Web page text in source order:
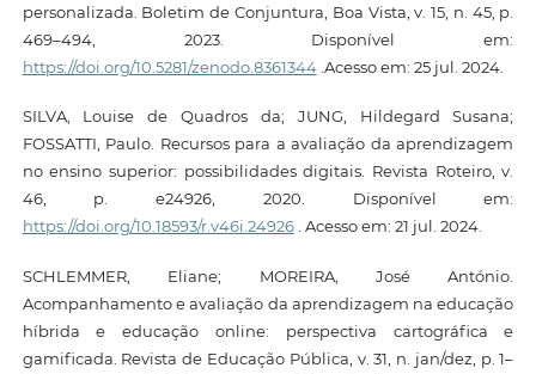
personalizada. Boletim de Conjuntura, Boa Vista, v. 15, n. 45, p.
469–494, 2023. Disponível em:
https://doi.org/10.5281/zenodo.8361344.Acesso em: 25 jul. 2024.
SILVA, Louise de Quadros da; JUNG, Hildegard Susana;
FOSSATTI, Paulo. Recursos para a avaliação da aprendizagem
no ensino superior: possibilidades digitais. Revista Roteiro, v.
46, p. e24926, 2020. Disponível em:
https://doi.org/10.18593/r.v46i.24926. Acesso em: 21 jul. 2024.
SCHLEMMER, Eliane; MOREIRA, José António.
Acompanhamento e avaliação da aprendizagem na educação
híbrida e educação online: perspectiva cartográfica e
gamificada. Revista de Educação Pública, v. 31, n. jan/dez, p. 1–